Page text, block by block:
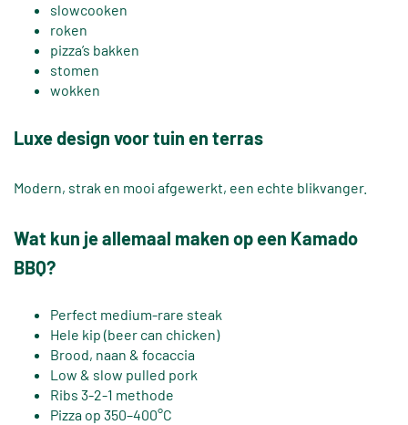
slowcooken
roken
pizza’s bakken
stomen
wokken
Luxe design voor tuin en terras
Modern, strak en mooi afgewerkt, een echte blikvanger.
Wat kun je allemaal maken op een Kamado
BBQ?
Perfect medium-rare steak
Hele kip (beer can chicken)
Brood, naan & focaccia
Low & slow pulled pork
Ribs 3-2-1 methode
Pizza op 350–400°C